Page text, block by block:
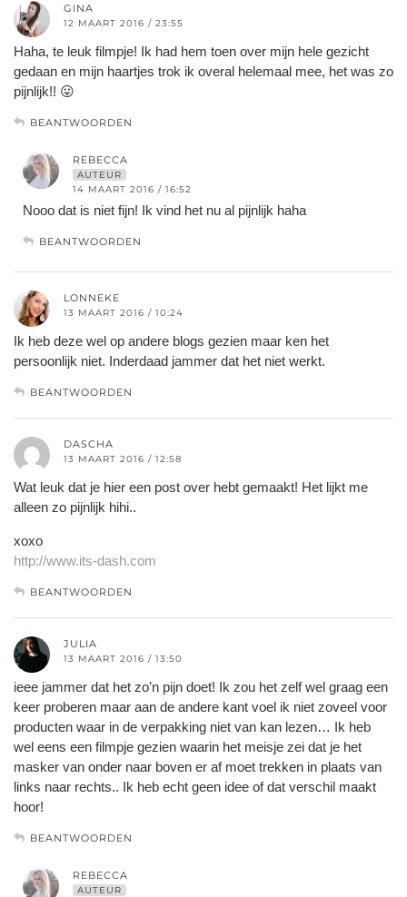
GINA
12 MAART 2016 / 23:55
Haha, te leuk filmpje! Ik had hem toen over mijn hele gezicht
gedaan en mijn haartjes trok ik overal helemaal mee, het was zo
pijnlijk!! 😛
BEANTWOORDEN
REBECCA
AUTEUR
14 MAART 2016 / 16:52
Nooo dat is niet fijn! Ik vind het nu al pijnlijk haha
BEANTWOORDEN
LONNEKE
13 MAART 2016 / 10:24
Ik heb deze wel op andere blogs gezien maar ken het
persoonlijk niet. Inderdaad jammer dat het niet werkt.
BEANTWOORDEN
DASCHA
13 MAART 2016 / 12:58
Wat leuk dat je hier een post over hebt gemaakt! Het lijkt me
alleen zo pijnlijk hihi..
xoxo
http://www.its-dash.com
BEANTWOORDEN
JULIA
13 MAART 2016 / 13:50
ieee jammer dat het zo’n pijn doet! Ik zou het zelf wel graag een
keer proberen maar aan de andere kant voel ik niet zoveel voor
producten waar in de verpakking niet van kan lezen… Ik heb
wel eens een filmpje gezien waarin het meisje zei dat je het
masker van onder naar boven er af moet trekken in plaats van
links naar rechts.. Ik heb echt geen idee of dat verschil maakt
hoor!
BEANTWOORDEN
REBECCA
AUTEUR